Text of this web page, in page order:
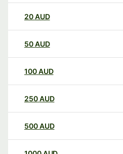
20AUD
50AUD
100AUD
250AUD
500AUD